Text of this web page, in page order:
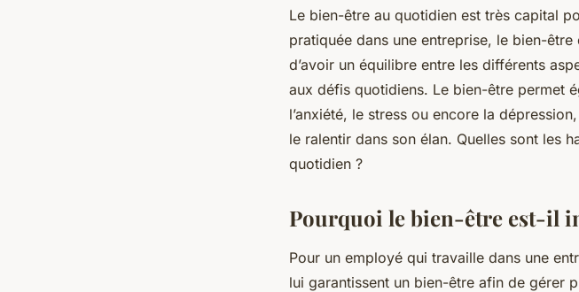
Les meilleures habitudes
employé pour avoir un bien-
4 min de lecture
Le bien-être au quotidien est très capital
pratiquée dans une entreprise, le bien-
d’avoir un équilibre entre les différents
aux défis quotidiens. Le bien-être permet
l’anxiété, le stress ou encore la
le ralentir dans son élan. Quelles sont les
quotidien ?
Pourquoi le bien-être est-il
Pour un employé qui travaille dans une
lui garantissent un bien-être afin de gérer